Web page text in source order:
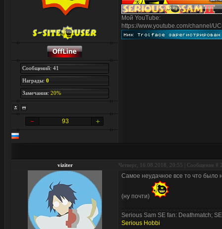
Сообщений: 41
Награды: 0
Замечания: 20%
93
Мой YouTube:
https://www.youtube.com/channel/
viziter Четверг, 16.08.2018, 20:55 | Сообщение #
Самое неудачное все то что было
(ну почти)
Serious Sam SE fan: Deathmatch;
Serious Hobbi